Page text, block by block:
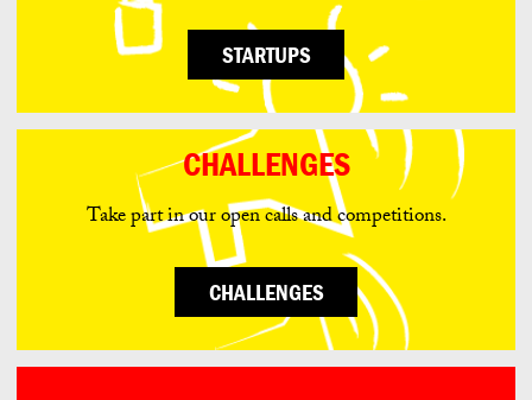
STARTUPS
CHALLENGES
Take part in our open calls and competitions.
CHALLENGES